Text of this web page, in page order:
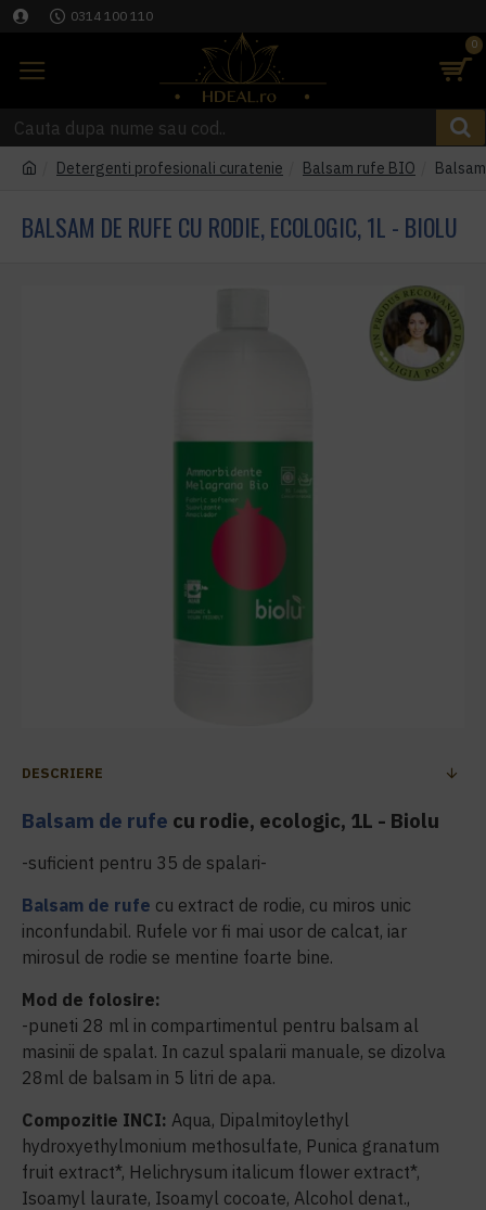
0314 100 110
0
Detergenti profesionali curatenie Balsam rufe BIO
BALSAM DE RUFE CU RODIE, ECOLOGIC, 1L - BIOLU
DESCRIERE
Balsam de rufe cu rodie, ecologic, 1L - Biolu
-suficient pentru 35 de spalari-
Balsam de rufe cu extract de rodie, cu miros unic
inconfundabil. Rufele vor fi mai usor de calcat, iar
mirosul de rodie se mentine foarte bine.
Mod de folosire:
-puneti 28 ml in compartimentul pentru balsam al
masinii de spalat. In cazul spalarii manuale, se dizolva
28ml de balsam in 5 litri de apa.
Compozitie INCI: Aqua, Dipalmitoylethyl
hydroxyethylmonium methosulfate, Punica granatum
fruit extract*, Helichrysum italicum flower extract*,
Isoamyl laurate, Isoamyl cocoate, Alcohol denat.,